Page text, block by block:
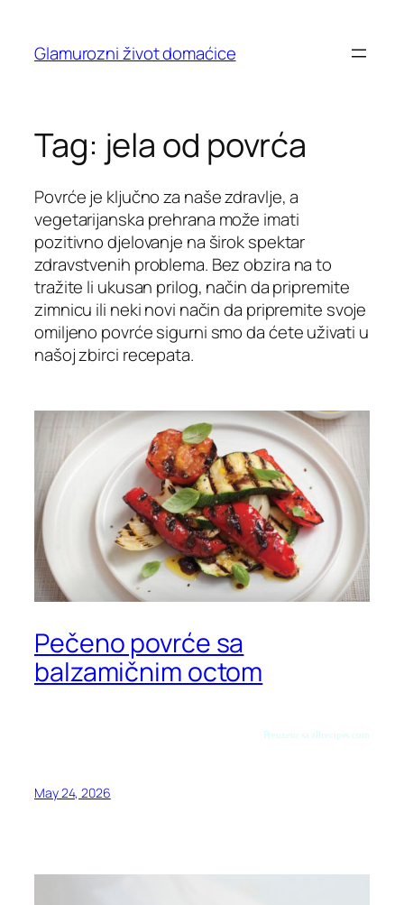
content
Glamurozni život domaćice
Tag: jela od povrća
Povrće je ključno za naše zdravlje, a
vegetarijanska prehrana može imati
pozitivno djelovanje na širok spektar
zdravstvenih problema. Bez obzira na to
tražite li ukusan prilog, način da pripremite
zimnicu ili neki novi način da pripremite svoje
omiljeno povrće sigurni smo da ćete uživati u
našoj zbirci recepata.
Pečeno povrće sa
balzamičnim octom
Preuzeto sa allrecipes.com
May 24, 2026